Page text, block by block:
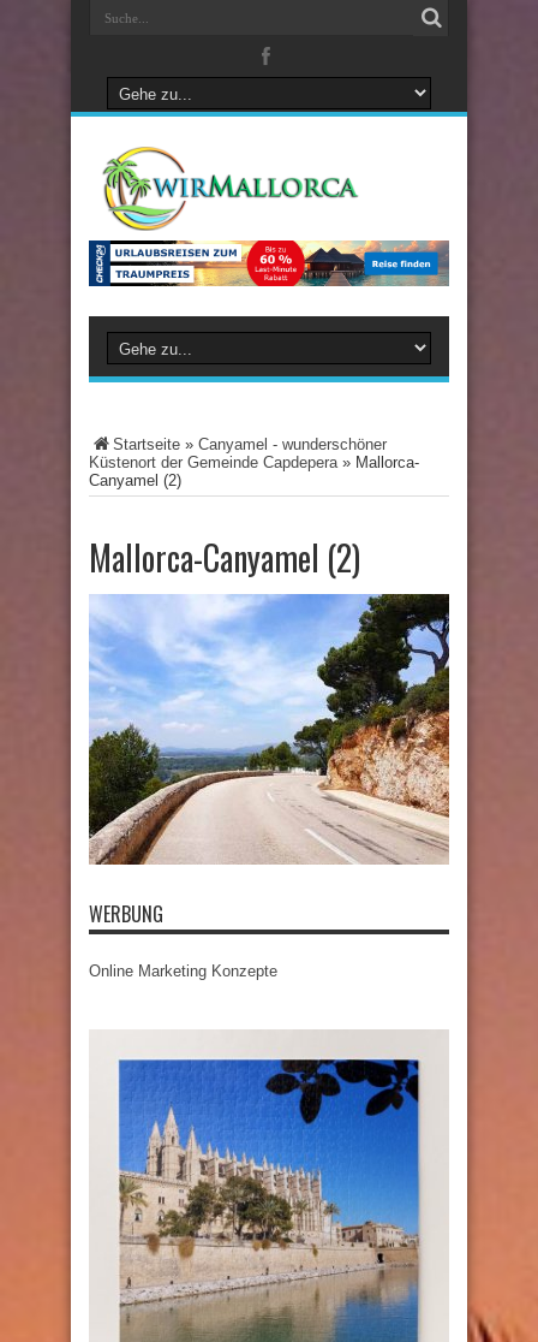
Startseite » Canyamel - wunderschöner
Küstenort der Gemeinde Capdepera» Mallorca-
Canyamel (2)
Mallorca-Canyamel (2)
WERBUNG
Online Marketing Konzepte